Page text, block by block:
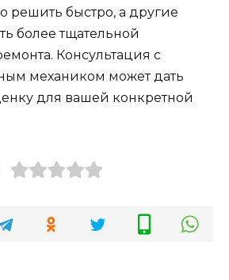
решить быстро, а другие
более тщательной
Консультация с
механиком может дать
для вашей конкретной